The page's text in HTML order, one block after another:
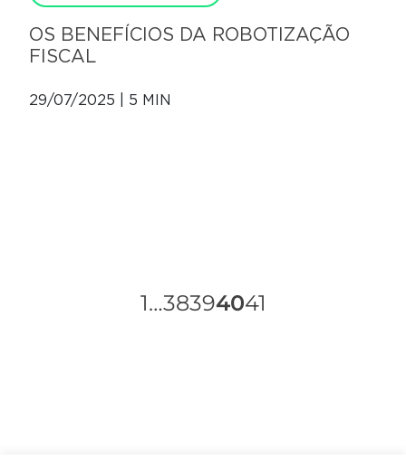
OS BENEFÍCIOS DA ROBOTIZAÇÃO
FISCAL
29/07/2025 | 5 MIN
1…38394041